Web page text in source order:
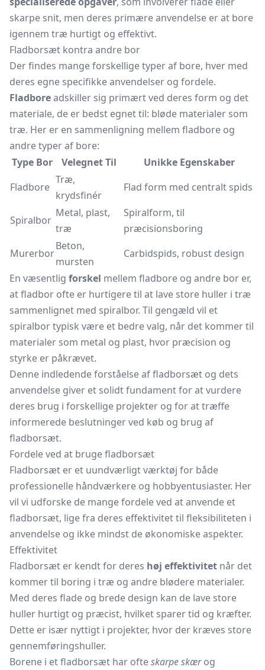
skarpe snit, men deres primære anvendelse er at bore
igennem træ hurtigt og effektivt.
Fladborsæt kontra andre bor
Der findes mange forskellige typer af bore, hver med
deres egne specifikke anvendelser og fordele.
Fladboreadskiller sig primært ved deres form og det
materiale, de er bedst egnet til: bløde materialer som
træ. Her er en sammenligning mellem fladbore og
andre typer af bore:
Type Bor
Velegnet Til
Unikke Egenskaber
Fladbore
Træ,
krydsfinér
Flad form med centralt spids
Spiralbor
Metal, plast,
træ
Spiralform, til
præcisionsboring
Murerbor
Beton,
mursten
Carbidspids, robust design
En væsentlig forskel mellem fladbore og andre bor er,
at fladbor ofte er hurtigere til at lave store huller i træ
sammenlignet med spiralbor. Til gengæld vil et
spiralbor typisk være et bedre valg, når det kommer til
materialer som metal og plast, hvor præcision og
styrke er påkrævet.
Denne indledende forståelse af fladborsæt og dets
anvendelse giver et solidt fundament for at vurdere
deres brug i forskellige projekter og for at træffe
informerede beslutninger ved køb og brug af
fladborsæt.
Fordele ved at bruge fladborsæt
Fladborsæt er et uundværligt værktøj for både
professionelle håndværkere og hobbyentusiaster. Her
vil vi udforske de mange fordele ved at anvende et
fladborsæt, lige fra deres effektivitet til fleksibiliteten i
anvendelse og ikke mindst de økonomiske aspekter.
Effektivitet
Fladborsæt er kendt for deres høj effektivitet når det
kommer til boring i træ og andre blødere materialer.
Med deres flade og brede design kan de lave store
huller hurtigt og præcist, hvilket sparer tid og kræfter.
Dette er især nyttigt i projekter, hvor der kræves store
gennemføringshuller.
Borene i et fladborsæt har ofteskarpe skærog